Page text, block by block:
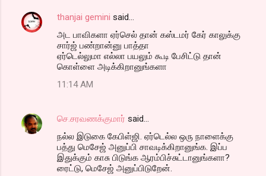
thanjai gemini said…
அட பாவிகளா ஏர்செல் தான் கஸ்டமர் கேர் காலுக்கு
சார்ஜ் பண்றான்னு பாத்தா
ஏர்டெல்லுமா எல்லா பயலும் கூடி பேசிட்டு தான்
கொள்ளை அடிக்கிறானுங்களா
11:14 AM
செ.சரவணக்குமார் said…
நல்ல இடுகை கேபிள்ஜி. ஏர்டெல்ல ஒரு நாளைக்கு
பத்து மெசேஜ் அனுப்பி சாவடிக்கிறானுங்க. இப்ப
இதுக்கும் காசு பிடுங்க ஆரம்பிச்சுட்டானுங்களா?
ரைட்டு, மெசேஜ் அனுப்பிடுறேன்.